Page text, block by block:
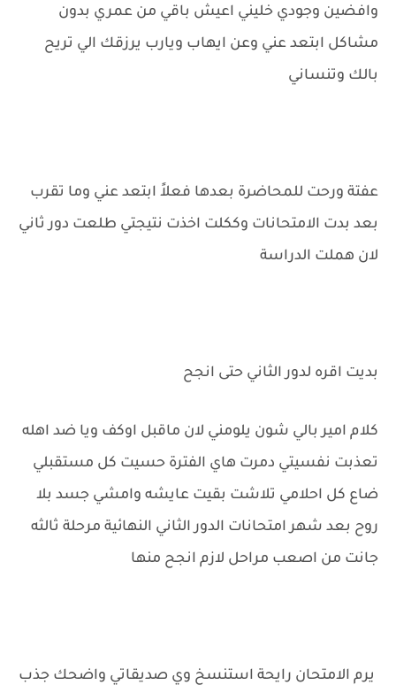
وافضين وجودي خليني اعيش باقي من عمري بدون
مشاكل ابتعد عني وعن ايهاب ويارب يرزقك الي تريح
بالك وتنساني
عفتة ورحت للمحاضرة بعدها فعلاً ابتعد عني وما تقرب
بعد بدت الامتحانات وككلت اخذت نتيجتي طلعت دور ثاني
لان هملت الدراسة
بديت اقره لدور الثاني حتى انجح
كلام امير بالي شون يلومني لان ماقبل اوكف ويا ضد اهله
تعذبت نفسيتي دمرت هاي الفترة حسيت كل مستقبلي
ضاع كل احلامي تلاشت بقيت عايشه وامشي جسد بلا
روح بعد شهر امتحانات الدور الثاني النهائية مرحلة ثالثه
جانت من اصعب مراحل لازم انجح منها
يرم الامتحان رايحة استنسخ وي صديقاتي واضحك جذب